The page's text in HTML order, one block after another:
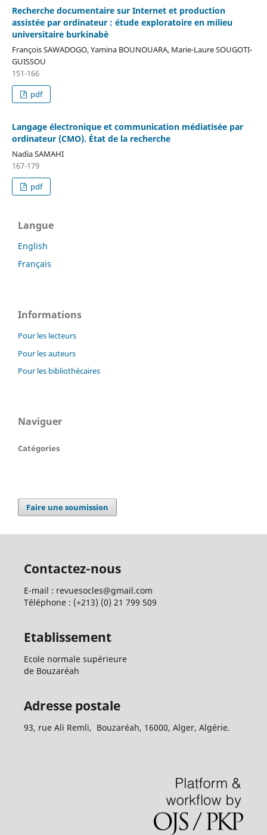
Recherche documentaire sur Internet et production
assistée par ordinateur : étude exploratoire en milieu
universitaire burkinabè
François SAWADOGO, Yamina BOUNOUARA, Marie-Laure SOUGOTI-
GUISSOU
151-166
pdf
Langage électronique et communication médiatisée par
ordinateur (CMO). État de la recherche
Nadia SAMAHI
167-179
pdf
Langue
English
Français
Informations
Pour les lecteurs
Pour les auteurs
Pour les bibliothécaires
Naviguer
Catégories
Faire une soumission
Contactez-nous
E-mail : revuesocles@gmail.com
Téléphone : (+213) (0) 21 799 509
Etablissement
Ecole normale supérieure
de Bouzaréah
Adresse postale
93, rue Ali Remli, Bouzaréah, 16000, Alger, Algérie.